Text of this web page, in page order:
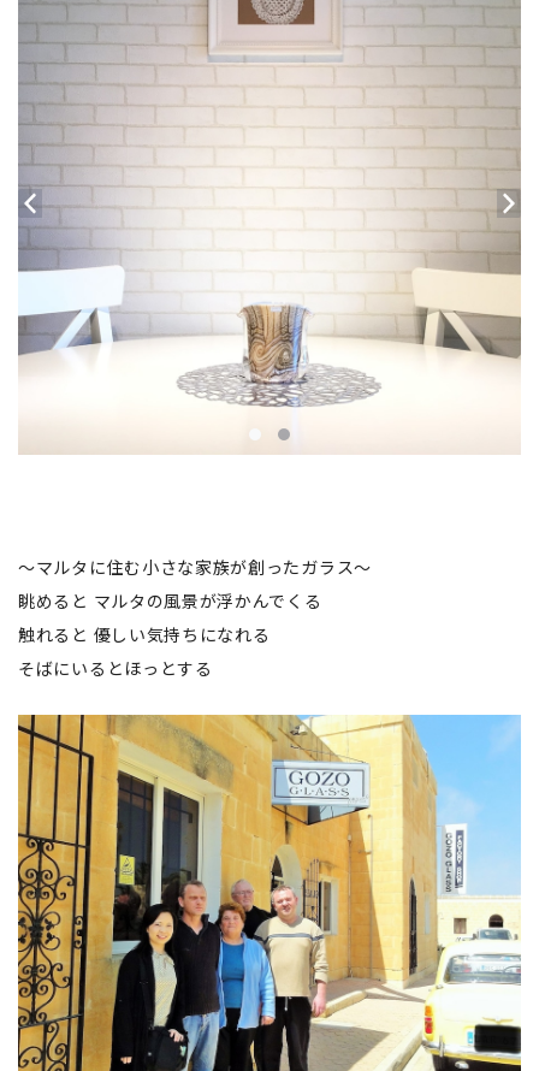
～マルタに住む小さな家族が創ったガラス～
眺めると マルタの風景が浮かんでくる
触れると 優しい気持ちになれる
そばにいるとほっとする